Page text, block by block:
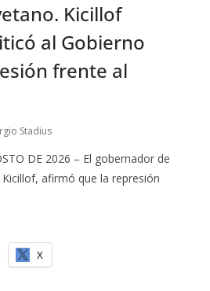
Kicillof
al Gobierno
frente al
Stadius
DE 2026 – El gobernador de
afirmó que la represión
X